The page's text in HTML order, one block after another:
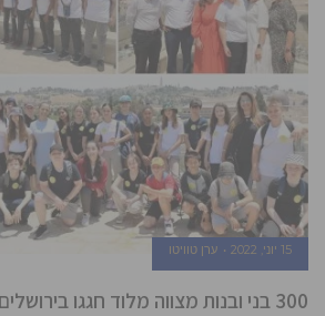
15 יוני, 2022 ערן טוויטו
300 בני ובנות מצווה מלוד חגגו בירושלים